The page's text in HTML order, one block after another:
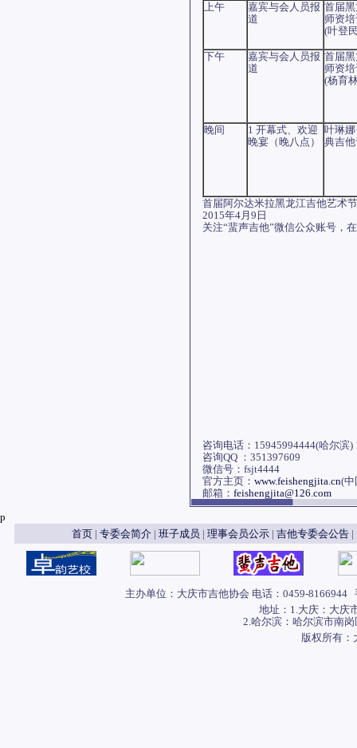
上午
嘉宾与会人员报
道
首届
师资
(叶登
下午
嘉宾与会人员报
道
首届
师资
(杨育
晚间
1 开幕式、欢迎
晚宴（晚八点）
叶琳娜
典吉
首届阿尔达米拉黑龙江吉他艺术
2015年4月9日
关注“蜚声吉他”微信公众账号，
咨询电话：15945994444(哈尔滨)
咨询QQ ：351397609
微信号：fsjt4444
官方主页： www.feishengjita.cn(中
邮箱： feishengjita@126.com
p
首页 | 专委会简介 | 班子成员 | 理事会员公示 | 吉他专委会公告 |
主办单位：大庆市吉他协会 电话：0459-8166944
地址：1.大庆：大庆
2.哈尔滨：哈尔滨市南
版权所有：